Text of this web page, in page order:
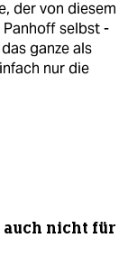
der von diesem
selbst -
ganze als
nur die
auch nicht für